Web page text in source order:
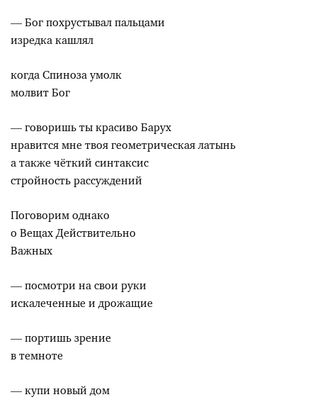
— Бог похрустывал пальцами
изредка кашлял
когда Спиноза умолк
молвит Бог
— говоришь ты красиво Барух
нравится мне твоя геометрическая латынь
а также чёткий синтаксис
стройность рассуждений
Поговорим однако
о Вещах Действительно
Важных
— посмотри на свои руки
искалеченные и дрожащие
— портишь зрение
в темноте
— купи новый дом